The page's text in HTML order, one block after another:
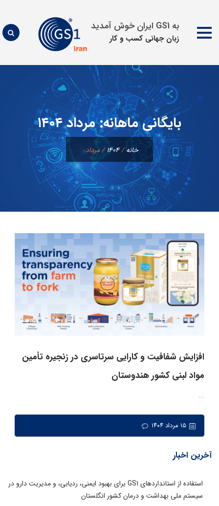
به GS1 ایران خوش آمدید
زبان جهانی كسب و كار
محتوا
بایگانی ماهانه:مرداد ۱۴۰۴
خانه/۱۴۰۴/مرداد
افزایش شفافیت و کارایی سرتاسری در زنجیره تأمین
مواد لبنی کشور هندوستان
...
۱۵ مرداد ۱۴۰۴
آخرین اخبار
استفاده از استانداردهای GS1 برای بهبود ایمنی، ردیابی، و مدیریت دارو در
سیستم ملی بهداشت و درمان کشور انگلستان